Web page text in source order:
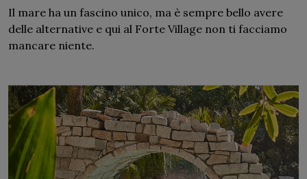
Il mare ha un fascino unico, ma è sempre bello avere
delle alternative e qui al Forte Village non ti facciamo
mancare niente.